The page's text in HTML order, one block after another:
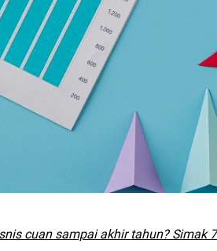
cuan sampai akhir tahun? Simak